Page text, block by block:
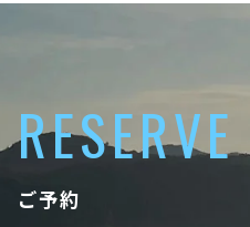
RESERVE
ご予約